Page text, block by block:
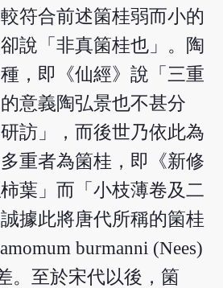
符合前述箘桂弱而小的
說「非真箘桂也」。陶
，即《仙經》說「三重
意義陶弘景也不甚分
訪」，而後世乃依此為
重者為箘桂，即《新修
葉」而「小枝薄卷及二
據此將唐代所稱的箘桂
burmanni (Nees)
。至於宋代以後，箘